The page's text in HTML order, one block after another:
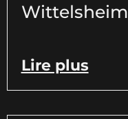
Wittelsheim
Lire plus